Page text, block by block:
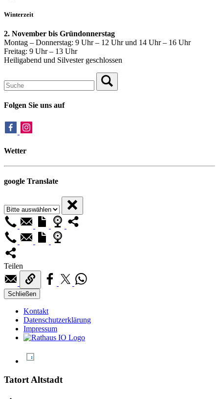
Winterzeit
2. November bis Gründonnerstag
Montag – Donnerstag: 9 Uhr – 12 Uhr und 14 Uhr – 16 Uhr
Freitag: 9 Uhr – 13 Uhr
Heiligabend und Silvester geschlossen
Folgen Sie uns auf
Wetter
google Translate
Teilen
Schließen
Kontakt
Datenschutzerklärung
Impressum
Tatort Altstadt